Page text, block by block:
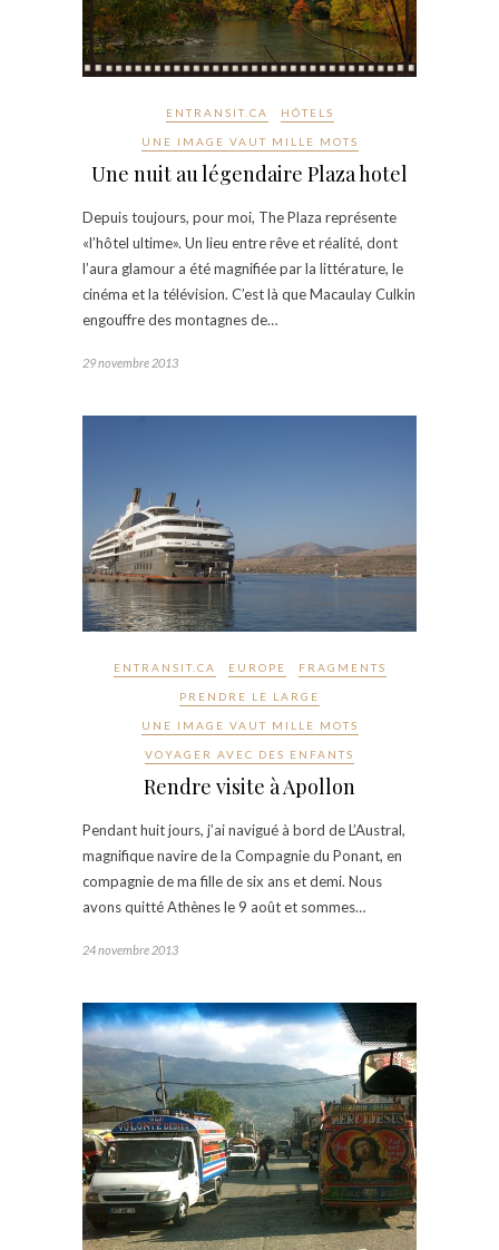
ENTRANSIT.CA HÔTELS
UNE IMAGE VAUT MILLE MOTS
Une nuit au légendaire Plaza hotel
Depuis toujours, pour moi, The Plaza représente
«l’hôtel ultime». Un lieu entre rêve et réalité, dont
l’aura glamour a été magnifiée par la littérature, le
cinéma et la télévision. C’est là que Macaulay Culkin
engouffre des montagnes de…
29 novembre 2013
ENTRANSIT.CA EUROPE FRAGMENTS
PRENDRE LE LARGE
UNE IMAGE VAUT MILLE MOTS
VOYAGER AVEC DES ENFANTS
Rendre visite à Apollon
Pendant huit jours, j’ai navigué à bord de L’Austral,
magnifique navire de la Compagnie du Ponant, en
compagnie de ma fille de six ans et demi. Nous
avons quitté Athènes le 9 août et sommes…
24 novembre 2013